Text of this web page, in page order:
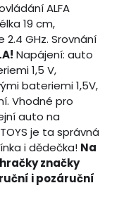
ALFA
19 cm,
GHz. Srovnání
Napájení: auto
1,5 V,
bateriemi 1,5V,
Vhodné pro
auto na
je ta správná
i dědečka! Na
značky
i pozáruční